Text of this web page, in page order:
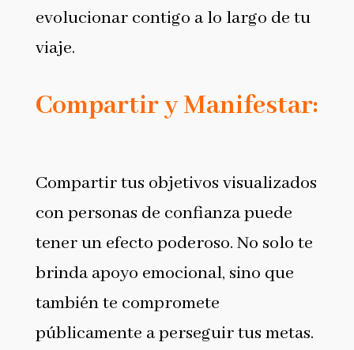
evolucionar contigo a lo largo de tu
viaje.
Compartir y Manifestar:
Compartir tus objetivos visualizados
con personas de confianza puede
tener un efecto poderoso. No solo te
brinda apoyo emocional, sino que
también te compromete
públicamente a perseguir tus metas.